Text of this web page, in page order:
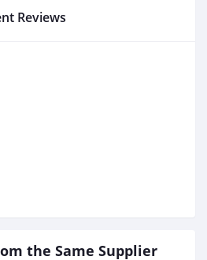
Reviews
the Same Supplier